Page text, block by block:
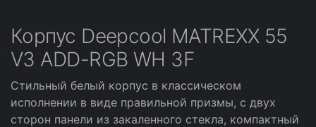
Корпус Deepcool MATREXX 55
V3 ADD-RGB WH 3F
Стильный белый корпус в классическом
исполнении в виде правильной призмы, с двух
сторон панели из закаленного стекла, компактный